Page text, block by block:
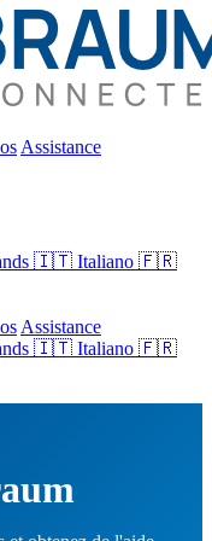
Assistance
🇮🇹 Italiano 🇫🇷
Assistance
🇮🇹 Italiano 🇫🇷